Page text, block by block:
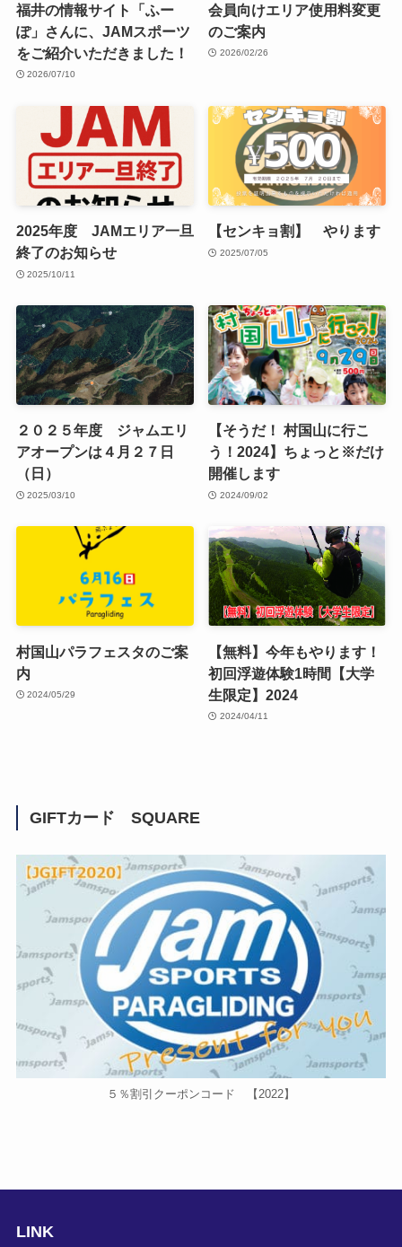
福井の情報サイト「ふー
ぽ」さんに、JAMスポーツ
をご紹介いただきました！
2026/07/10
会員向けエリア使用料変更
のご案内
2026/02/26
2025年度 JAMエリア一旦
終了のお知らせ
2025/10/11
【センキョ割】 やります
2025/07/05
２０２５年度 ジャムエリ
アオープンは４月２７日
（日）
2025/03/10
【そうだ！ 村国山に行こ
う！2024】ちょっと※だけ
開催します
2024/09/02
村国山パラフェスタのご案
内
2024/05/29
【無料】今年もやります！
初回浮遊体験1時間【大学
生限定】2024
2024/04/11
GIFTカード SQUARE
５％割引クーポンコード 【2022】
LINK